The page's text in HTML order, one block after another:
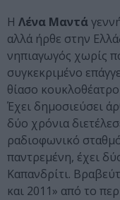
Η Λένα Μαντά
αλλά ήρθε στην
νηπιαγωγός χωρίς
συγκεκριμένο
θίασο
Έχει δημοσιεύσει
δύο χρόνια
ραδιοφωνικό
παντρεμένη, έχει
Καπανδρίτι.
και 2011» από το